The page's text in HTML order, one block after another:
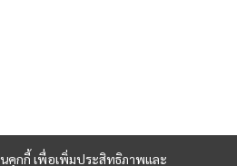
นคุกกี้ เพื่อเพิ่มประสิทธิภาพและ